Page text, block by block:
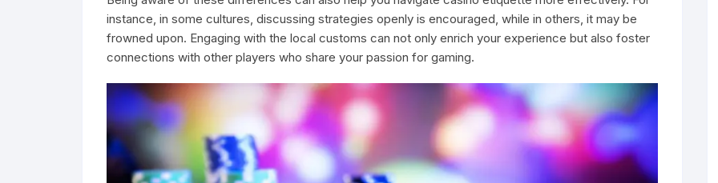
instance, in some cultures, discussing strategies openly is encouraged, while in others, it may be
frowned upon. Engaging with the local customs can not only enrich your experience but also foster
connections with other players who share your passion for gaming.